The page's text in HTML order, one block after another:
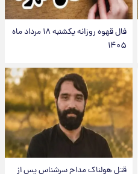
فال قهوه روزانه یکشنبه ۱۸ مرداد ماه
۱۴۰۵
قتل هولناک مداح سرشناس پس از